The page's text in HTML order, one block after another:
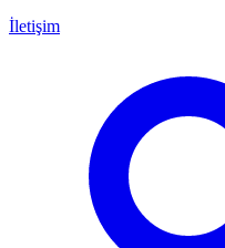
İletişim